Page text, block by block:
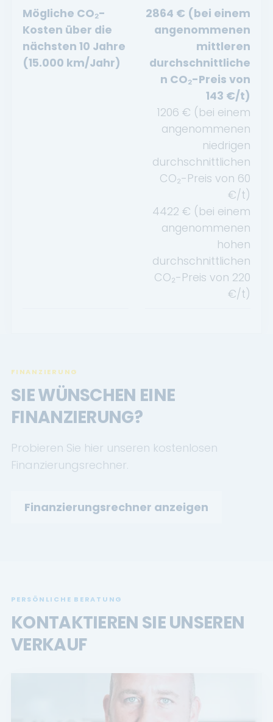
Mögliche CO₂-
Kosten über die
nächsten 10 Jahre
(15.000 km/Jahr)
2864 € (bei einem
angenommenen
mittleren
durchschnittliche
n CO₂-Preis von
143 €/t)
1206 € (bei einem
angenommenen
niedrigen
durchschnittlichen
CO₂-Preis von 60
€/t)
4422 € (bei einem
angenommenen
hohen
durchschnittlichen
CO₂-Preis von 220
€/t)
FINANZIERUNG
SIE WÜNSCHEN EINE
FINANZIERUNG?
Probieren Sie hier unseren kostenlosen
Finanzierungsrechner.
Finanzierungsrechner anzeigen
PERSÖNLICHE BERATUNG
KONTAKTIEREN SIE UNSEREN
VERKAUF